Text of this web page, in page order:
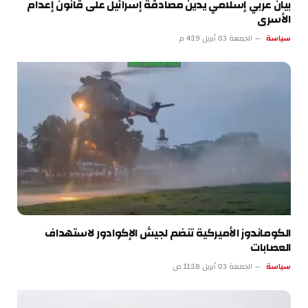
بيان عربي إسلامي يدين مصادقة إسرائيل على قانون إعدام
الأسرى
سياسة الجمعة 03 أبريل 4:19 م
الكوماندوز الأميركية تنضم لجيش الإكوادور لاستهداف
العصابات
سياسة الجمعة 03 أبريل 11:18 ص